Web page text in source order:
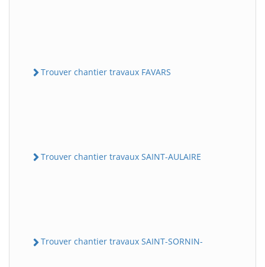
Trouver chantier travaux FAVARS
Trouver chantier travaux SAINT-AULAIRE
Trouver chantier travaux SAINT-SORNIN-